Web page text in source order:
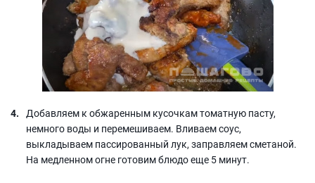
Добавляем к обжаренным кусочкам томатную пасту,
немного воды и перемешиваем. Вливаем соус,
выкладываем пассированный лук, заправляем сметаной.
На медленном огне готовим блюдо еще 5 минут.